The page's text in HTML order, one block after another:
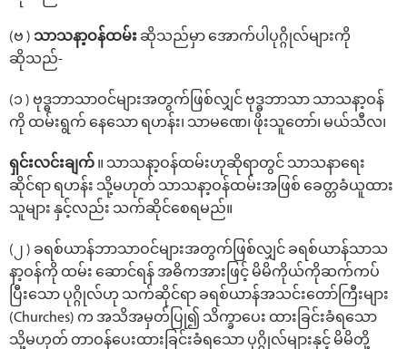
(ဗ ) သာသနာ့ဝန်ထမ်း ဆိုသည်မှာ အောက်ပါပုဂ္ဂိုလ်များကို
ဆိုသည်-
(၁ ) ဗုဒ္ဓဘာသာဝင်များအတွက်ဖြစ်လျှင် ဗုဒ္ဓဘာသာ သာသနာ့ဝန်
ကို ထမ်းရွက် နေသော ရဟန်း၊ သာမဏေ၊ ဖိုးသူတော်၊ မယ်သီလ၊
ရှင်းလင်းချက် ။ သာသနာ့ဝန်ထမ်းဟုဆိုရာတွင် သာသနာရေး
ဆိုင်ရာ ရဟန်း သို့မဟုတ် သာသနာ့ဝန်ထမ်းအဖြစ် ခေတ္တခံယူထား
သူများ နှင့်လည်း သက်ဆိုင်စေရမည်။
(၂ ) ခရစ်ယာန်ဘာသာဝင်များအတွက်ဖြစ်လျှင် ခရစ်ယာန်သာသ
နာ့ဝန်ကို ထမ်း ဆောင်ရန် အဓိကအားဖြင့် မိမိကိုယ်ကိုဆက်ကပ်
ပြီးသော ပုဂ္ဂိုလ်ဟု သက်ဆိုင်ရာ ခရစ်ယာန်အသင်းတော်ကြီးများ
(Churches) က အသိအမှတ်ပြု၍ သိက္ခာပေး ထားခြင်းခံရသော
သို့မဟုတ် တာဝန်ပေးထားခြင်းခံရသော ပုဂ္ဂိုလ်များနှင့် မိမိတို့